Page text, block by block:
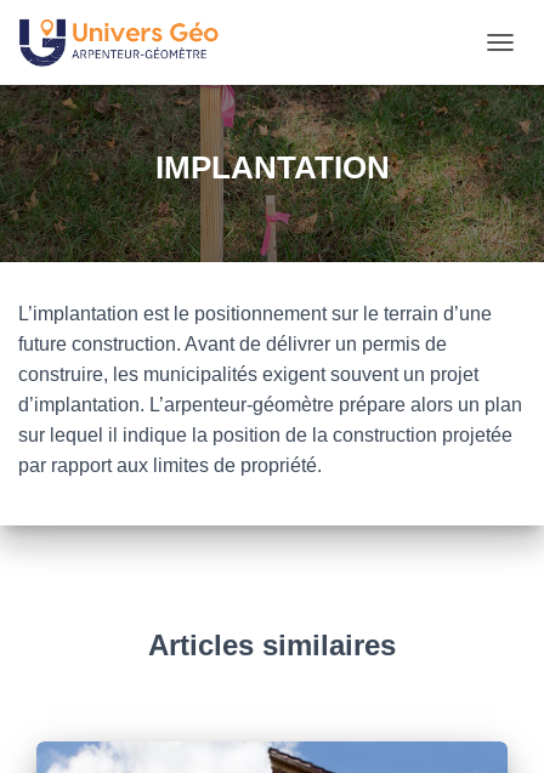
É
P
L
I
E
R
L
A
T
I
IMPLANTATION
L’implantation est le positionnement sur le terrain d’une
future construction. Avant de délivrer un permis de
construire, les municipalités exigent souvent un projet
d’implantation. L’arpenteur-géomètre prépare alors un plan
sur lequel il indique la position de la construction projetée
par rapport aux limites de propriété.
Articles similaires